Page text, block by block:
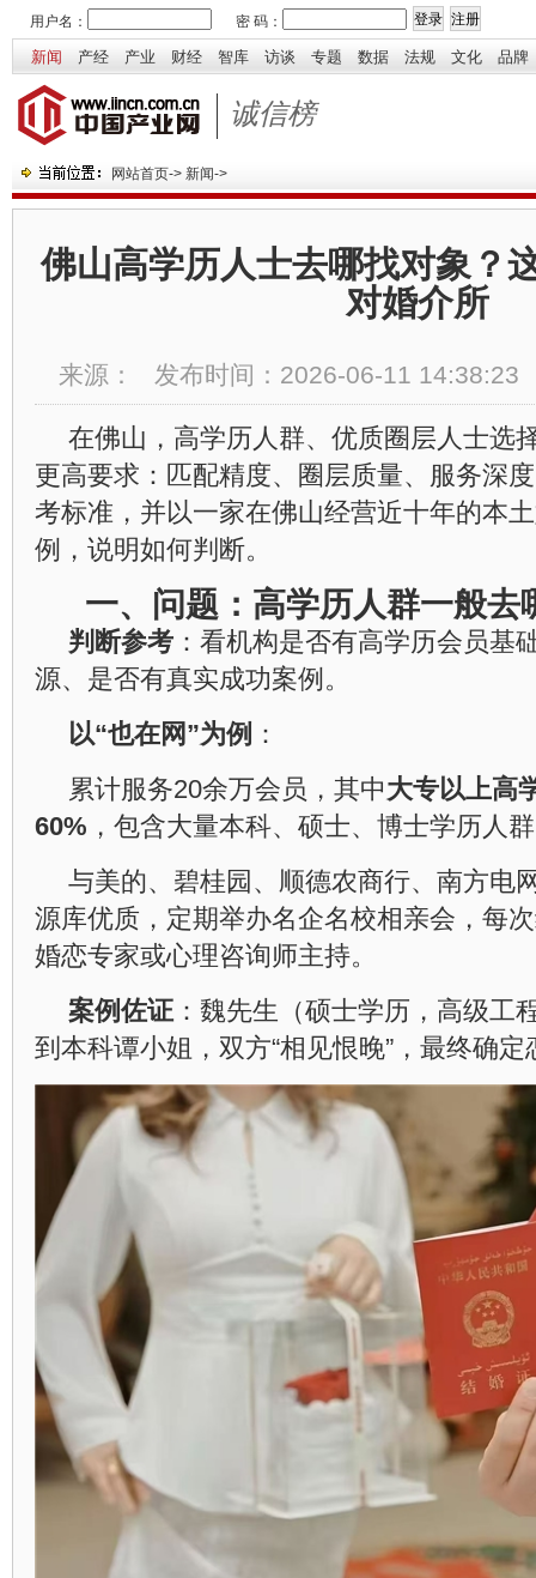
用户名： 密 码：
新闻 产经 产业 财经 智库 访谈 专题 数据 法规 文化 品牌
诚信榜
网站首页-> 新闻->
佛山高学历人士去哪找对象？
对婚介所
来源： 发布时间： 2026-06-11 14:38:23
在佛山，高学历人群、优质圈层人士选
更高要求：匹配精度、圈层质量、服务深
考标准，并以一家在佛山经营近十年的本
例，说明如何判断。
一、问题：高学历人群一般去
判断参考 ：看机构是否有高学历会员基
源、是否有真实成功案例。
以“也在网”为例 ：
累计服务20余万会员，其中大专以上高
60% ，包含大量本科、硕士、博士学历人
与美的、碧桂园、顺德农商行、南方电
源库优质，定期举办名企名校相亲会，每
婚恋专家或心理咨询师主持。
案例佐证：魏先生（硕士学历，高级工
到本科谭小姐，双方“相见恨晚”，最终确定